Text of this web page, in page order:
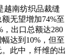
南纺织品裁缝
无望增加74%至
，出口总额达280
达到10%，但至
此中，纤维的出